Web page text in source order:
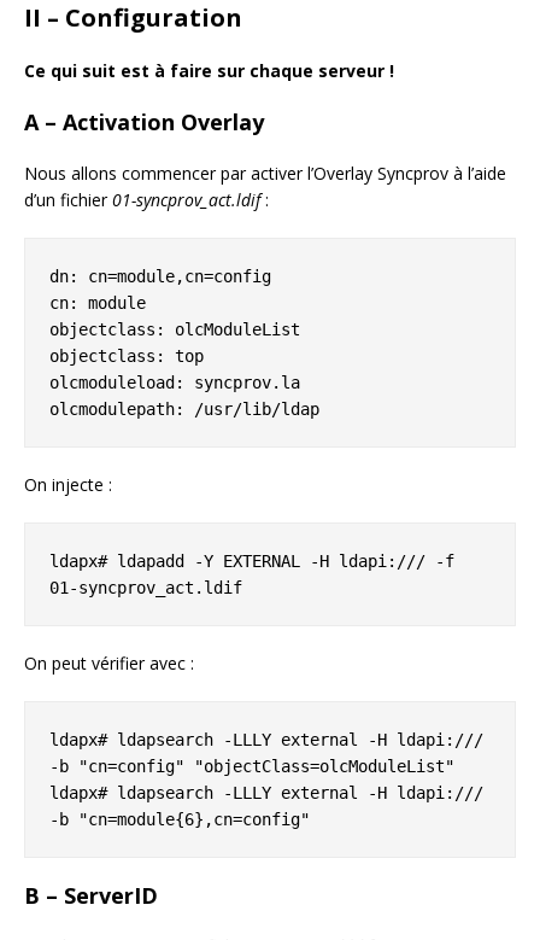
II – Configuration
Ce qui suit est à faire sur chaque serveur !
A – Activation Overlay
Nous allons commencer par activer l’Overlay Syncprov à l’aide
d’un fichier01-syncprov_act.ldif:
dn: cn=module,cn=config
cn: module
objectclass: olcModuleList
objectclass: top
olcmoduleload: syncprov.la
olcmodulepath: /usr/lib/ldap
On injecte :
ldapx# ldapadd -Y EXTERNAL -H ldapi:/// -f
01-syncprov_act.ldif
On peut vérifier avec :
ldapx# ldapsearch -LLLY external -H ldapi:///
-b "cn=config" "objectClass=olcModuleList"
ldapx# ldapsearch -LLLY external -H ldapi:///
-b "cn=module{6},cn=config"
B – ServerID